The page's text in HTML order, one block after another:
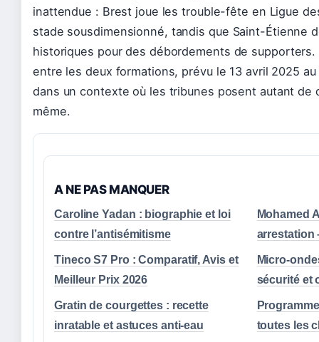
inattendue : Brest joue les trouble-fête en Ligue
stade sousdimensionné, tandis que Saint-Étienne
historiques pour des débordements de
entre les deux formations, prévu le 13 avril 2025
dans un contexte où les tribunes posent autant de
même.
A NE PAS MANQUER
Caroline Yadan : biographie et loi
contre l’antisémitisme
Mohamed
arrestation
Tineco S7 Pro : Comparatif, Avis et
Meilleur Prix 2026
Micro-
sécurité et
Gratin de courgettes : recette
inratable et astuces anti-eau
toutes les